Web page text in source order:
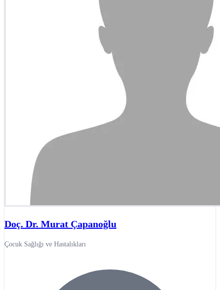
Doç. Dr. Murat Çapanoğlu
Çocuk Sağlığı ve Hastalıkları